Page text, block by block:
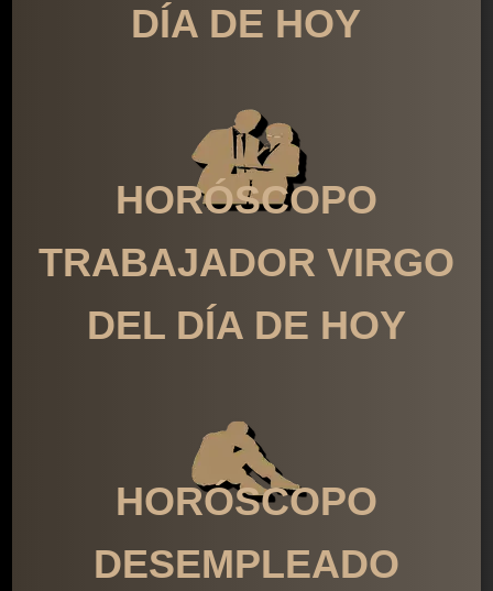
DÍA DE HOY
HORÓSCOPO
TRABAJADOR VIRGO
DEL DÍA DE HOY
HORÓSCOPO
DESEMPLEADO